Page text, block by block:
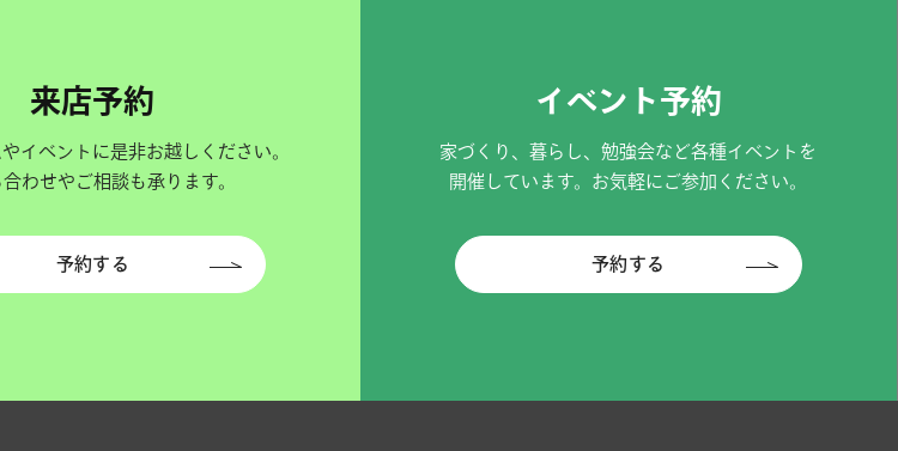
来店予約
イベントに是非お越しください。
わせやご相談も承ります。
予約する
イベント予約
家づくり、暮らし、勉強会など各種イベントを
開催しています。お気軽にご参加ください。
予約する